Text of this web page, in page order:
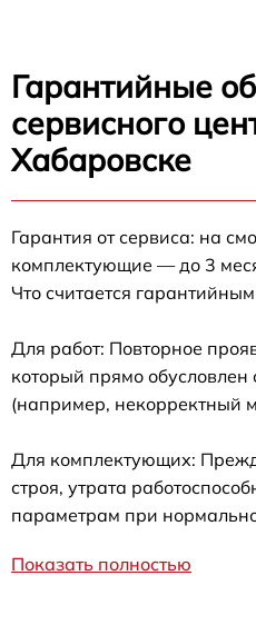
Гарантийные
сервисного
Хабаровске
Гарантия от сервиса: на
комплектующие — до 3
Что считается
Для работ: Повторное
который прямо
(например, некорректный
Для комплектующих:
строя, утрата
параметрам при
Показать полностью